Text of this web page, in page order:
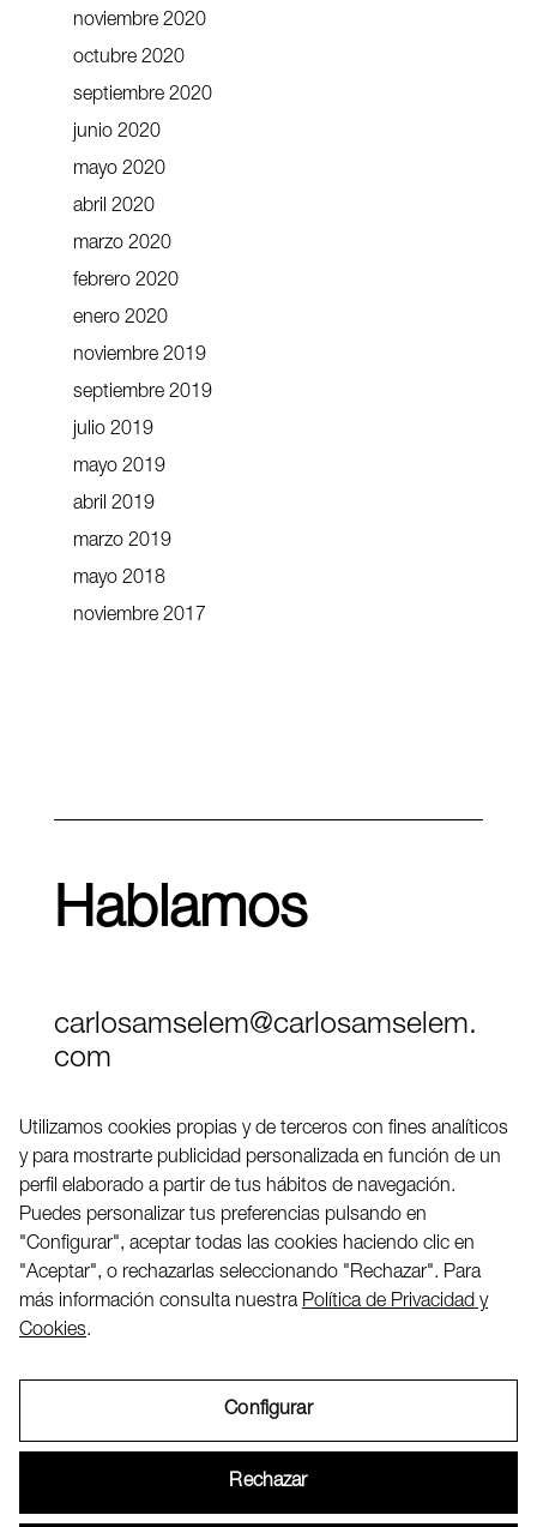
noviembre 2020
octubre 2020
septiembre 2020
junio 2020
mayo 2020
abril 2020
marzo 2020
febrero 2020
enero 2020
noviembre 2019
septiembre 2019
julio 2019
mayo 2019
abril 2019
marzo 2019
mayo 2018
noviembre 2017
Hablamos
carlosamselem@carlosamselem.
com
Twitter
LinkedIN
2026 ©
Utilizamos cookies propias y de terceros con fines analíticos
y para mostrarte publicidad personalizada en función de un
perfil elaborado a partir de tus hábitos de navegación.
Puedes personalizar tus preferencias pulsando en
"Configurar", aceptar todas las cookies haciendo clic en
"Aceptar", o rechazarlas seleccionando "Rechazar". Para
más información consulta nuestra Política de Privacidad y
Cookies.
Configurar
Rechazar
Política de Privacidad y Cookies